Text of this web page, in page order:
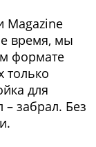
Magazine
время, мы
формате
только
для
забрал. Без